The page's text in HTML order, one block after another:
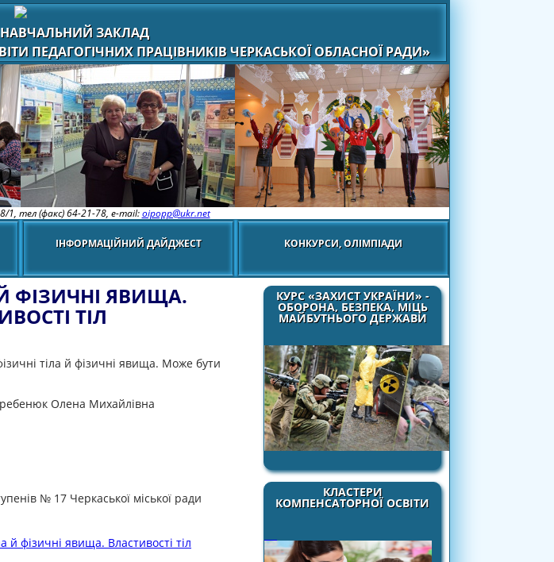
ЗАКЛАД
ПЕДАГОГІЧНИХ ПРАЦІВНИКІВ ЧЕРКАСЬКОЇ ОБЛАСНОЇ РАДИ»
1, тел (факс) 64-21-78, e-mail:oipopp@ukr.net
ІНФОРМАЦІЙНИЙ ДАЙДЖЕСТ КОНКУРСИ, ОЛІМПІАДИ
КУРС «ЗАХИСТ УКРАЇНИ» -
ОБОРОНА, БЕЗПЕКА, МІЦЬ
МАЙБУТНЬОГО ДЕРЖАВИ
КЛАСТЕРИ
КОМПЕНСАТОРНОЇ ОСВІТИ
ФІЗИЧНІ ЯВИЩА.
ТІЛ
тіла й фізичні явища. Може бути
Олена Михайлівна
№ 17 Черкаської міської ради
й фізичні явища. Властивості тіл